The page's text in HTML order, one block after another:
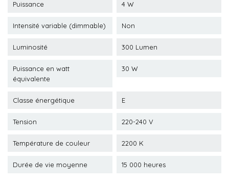
Puissance 4 W
Intensité variable (dimmable) Non
Luminosité 300 Lumen
Puissance en watt
équivalente
30 W
Classe énergétique E
Tension 220-240 V
Température de couleur 2200 K
Durée de vie moyenne 15 000 heures